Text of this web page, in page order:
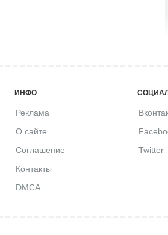
ИНФО
Реклама
О сайте
Соглашение
Контакты
DMCA
Twitter